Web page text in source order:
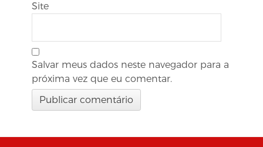
Site
Salvar meus dados neste navegador para a
próxima vez que eu comentar.